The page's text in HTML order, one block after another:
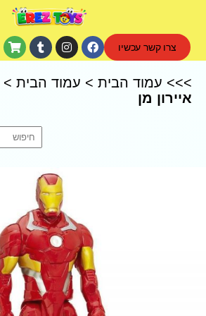
צרו קשר עכשיו
>>> עמוד הבית > עמוד הבית >
איירון מן